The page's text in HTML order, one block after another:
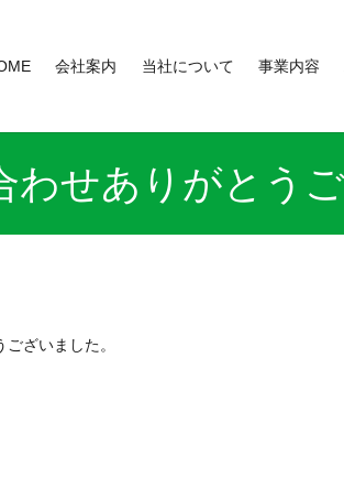
会社案内 当社について 事業内容
わせありがとう
ざいました。